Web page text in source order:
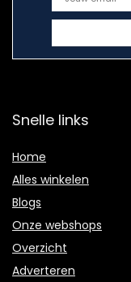
Snelle links
Home
Alles winkelen
Blogs
Onze webshops
Overzicht
Adverteren